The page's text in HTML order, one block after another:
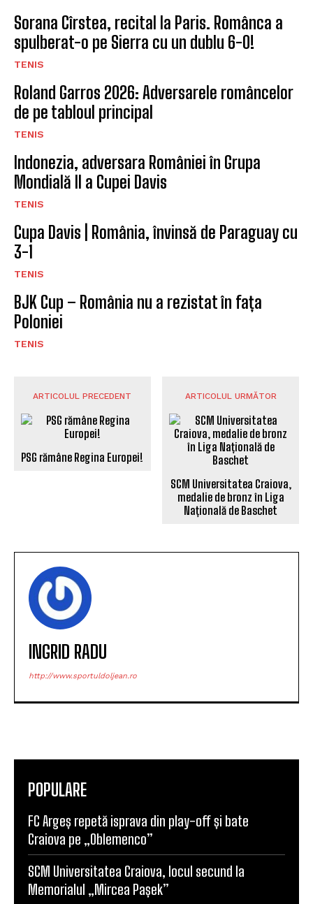
Sorana Cîrstea, recital la Paris. Românca a
spulberat-o pe Sierra cu un dublu 6-0!
TENIS
Roland Garros 2026: Adversarele româncelor
de pe tabloul principal
TENIS
Indonezia, adversara României în Grupa
Mondială II a Cupei Davis
TENIS
Cupa Davis | România, învinsă de Paraguay cu
3-1
TENIS
BJK Cup – România nu a rezistat în fața
Poloniei
TENIS
ARTICOLUL PRECEDENT
PSG rămâne Regina Europei!
ARTICOLUL URMĂTOR
SCM Universitatea Craiova,
medalie de bronz în Liga
Națională de Baschet
INGRID RADU
http://www.sportuldoljean.ro
POPULARE
FC Argeș repetă isprava din play-off și bate
Craiova pe „Oblemenco”
SCM Universitatea Craiova, locul secund la
Memorialul „Mircea Pașek”